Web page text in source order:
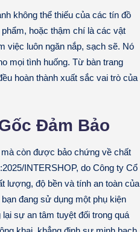
không thể thiếu của các tín đồ
hoặc thậm chí là các vật
việc luôn ngăn nắp, sạch sẽ. Nó
mọi tình huống. Từ bàn trang
hoàn thành xuất sắc vai trò của
Đảm Bảo
còn được bảo chứng về chất
INTERSHOP, do Công ty Cổ
lượng, độ bền và tính an toàn của
đang sử dụng một phụ kiện
sự an tâm tuyệt đối trong quá